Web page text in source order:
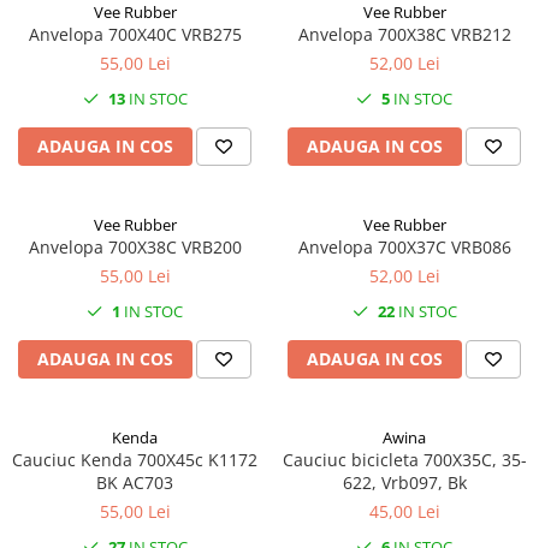
Protecții Camere
Vulcanizare
Transmisie & Accesorii
Accesorii Transmisie
Apărătoare Lanț
Ax Pedalier
Braț Pedale
Casete
Cuvete
Lanț
Monobloc
Vee Rubber
Anvelopa 700X40C VRB275
55,00 Lei
13IN STOC
ADAUGA IN COS
Vee Rubber
Anvelopa 700X38C VRB212
52,00 Lei
5 IN STOC
ADAUGA IN COS
Vee Rubber
Anvelopa 700X38C VRB200
55,00 Lei
1 IN STOC
ADAUGA IN COS
Vee Rubber
Anvelopa 700X37C VRB086
52,00 Lei
22IN STOC
ADAUGA IN COS
Kenda
Cauciuc Kenda 700X45c K1172
BK AC703
55,00 Lei
Awina
Cauciuc bicicleta 700X35C, 35-
622, Vrb097, Bk
45,00 Lei